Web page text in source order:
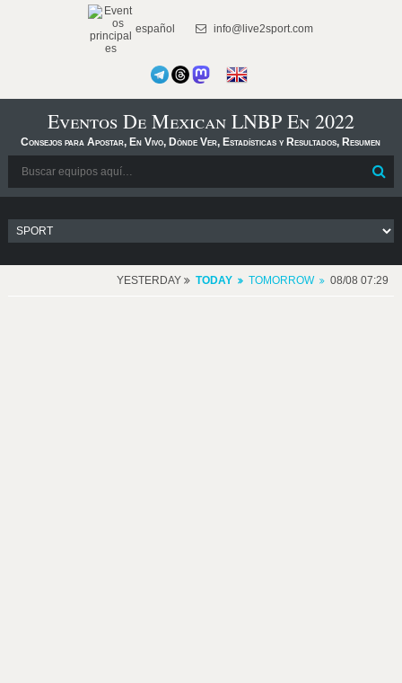
español info@live2sport.com
Eventos De Mexican LNBP En 2022
Consejos para Apostar, En Vivo, Dónde Ver, Estadísticas y Resultados, Resumen
YESTERDAY TODAY TOMORROW 08/08 07:29